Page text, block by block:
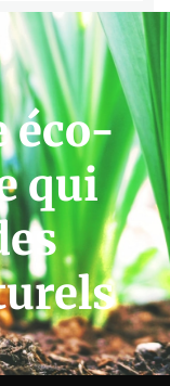
éco-
qui